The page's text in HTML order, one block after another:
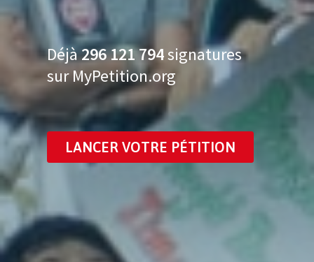
Déjà296 121 806signatures
sur MyPetition.org
LANCER VOTRE PÉTITION